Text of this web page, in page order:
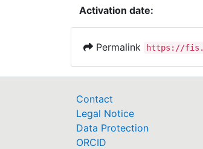
Activation date:
Permalink https://
Contact
Legal Notice
Data Protection
ORCID